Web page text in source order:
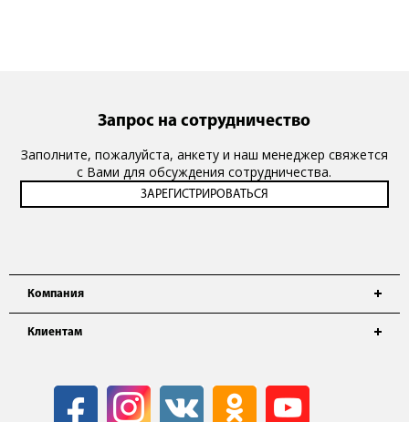
Компания
Клиентам
Запрос на сотрудничество
Заполните, пожалуйста, анкету и наш менеджер свяжется
с Вами для обсуждения сотрудничества.